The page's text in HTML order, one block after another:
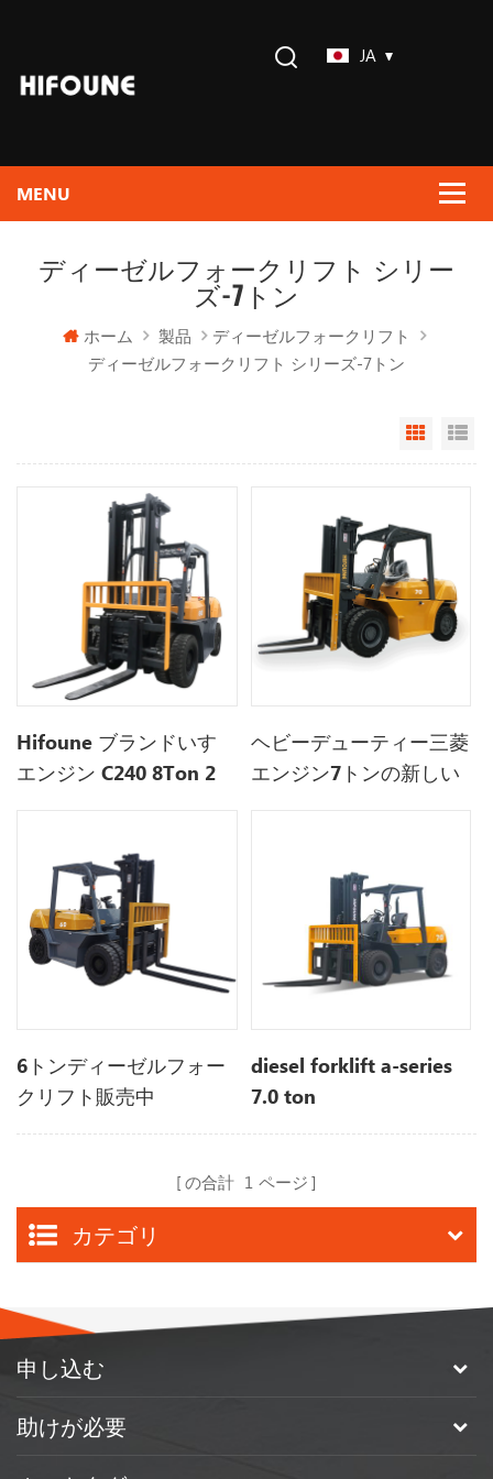
JA
ディーゼルフォークリフト シリー
ズ-7トン
ホーム 製品
ディーゼルフォークリフト
ディーゼルフォークリフト シリーズ-7トン
Grid
Hifoune ブランドいすゞ
エンジン C240 8Ton 2
ヘビーデューティー三菱
エンジン7トンの新しい
6トンディーゼルフォー
クリフト販売中
diesel forklift a-series
7.0 ton
の合計 1 ページ
カテゴリ
申し込む
助けが必要